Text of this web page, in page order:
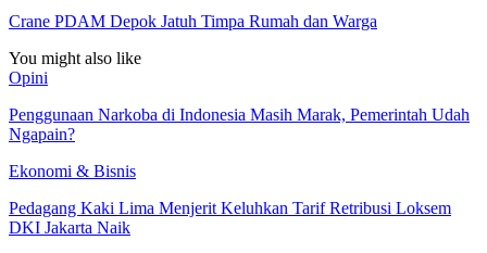
Crane PDAM Depok Jatuh Timpa Rumah dan Warga
You might also like
Opini
Penggunaan Narkoba di Indonesia Masih Marak, Pemerintah Udah
Ngapain?
Ekonomi & Bisnis
Pedagang Kaki Lima Menjerit Keluhkan Tarif Retribusi Loksem
DKI Jakarta Naik